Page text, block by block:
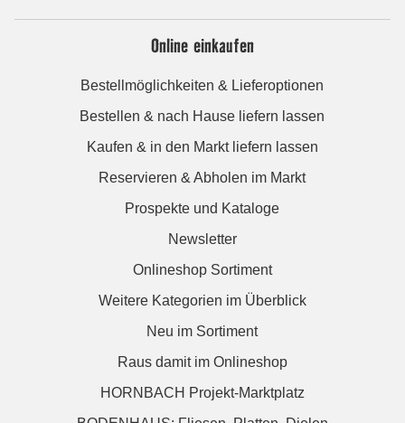
Online einkaufen
Bestellmöglichkeiten & Lieferoptionen
Bestellen & nach Hause liefern lassen
Kaufen & in den Markt liefern lassen
Reservieren & Abholen im Markt
Prospekte und Kataloge
Newsletter
Onlineshop Sortiment
Weitere Kategorien im Überblick
Neu im Sortiment
Raus damit im Onlineshop
HORNBACH Projekt-Marktplatz